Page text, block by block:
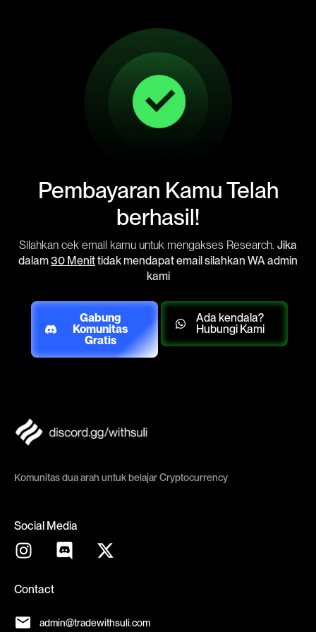
Pembayaran Kamu Telah
berhasil!
Silahkan cek email kamu untuk mengakses Research. Jika
dalam30 Menittidak mendapat email silahkan WA admin
kami
Gabung
Komunitas
Gratis
Ada kendala?
Hubungi Kami
Komunitas dua arah untuk belajar Cryptocurrency
Social Media
Contact
admin@tradewithsuli.com